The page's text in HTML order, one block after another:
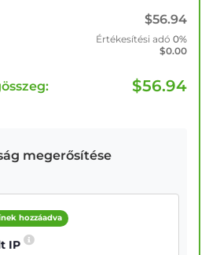
$56.94
Értékesítési adó 0%
$0.00
$56.94
megerősítése
hozzáadva
IP